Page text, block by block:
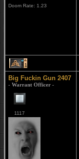
Doom Rate: 1.23
1
Big Fuckin Gun 2407
- Warrant Officer -
1117